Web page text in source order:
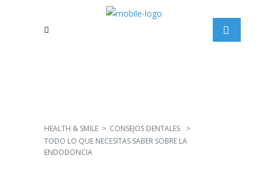
HEALTH & SMILE > CONSEJOS DENTALES
>
TODO LO QUE NECESITAS SABER SOBRE LA
ENDODONCIA